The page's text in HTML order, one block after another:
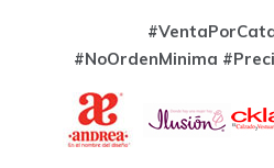
#NoOrdenMinima